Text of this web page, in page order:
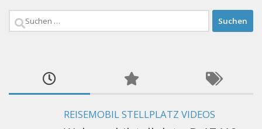
Suchen
REISEMOBIL STELLPLATZ VIDEOS